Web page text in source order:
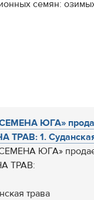
семян:
ЮГА»
ТРАВ: 1.
ЮГА»
ТРАВ:
трава